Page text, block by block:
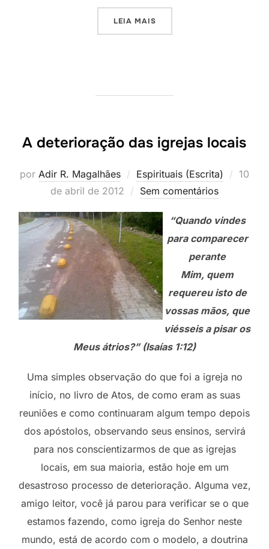
LEIA MAIS“VOCÊ TEM A CHAVE?”
A deterioração das igrejas locais
por Adir R. Magalhães Espirituais (Escrita)
10
de abril de 2012
Sem comentários
“Quando vindes
para comparecer
perante
Mim, quem
requereu isto de
vossas mãos, que
viésseis a pisar os
Meus átrios?” (Isaías 1:12)
Uma simples observação do que foi a igreja no
início, no livro de Atos, de como eram as suas
reuniões e como continuaram algum tempo depois
dos apóstolos, observando seus ensinos, servirá
para nos conscientizarmos de que as igrejas
locais, em sua maioria, estão hoje em um
desastroso processo de deterioração. Alguma vez,
amigo leitor, você já parou para verificar se o que
estamos fazendo, como igreja do Senhor neste
mundo, está de acordo com o modelo, a doutrina